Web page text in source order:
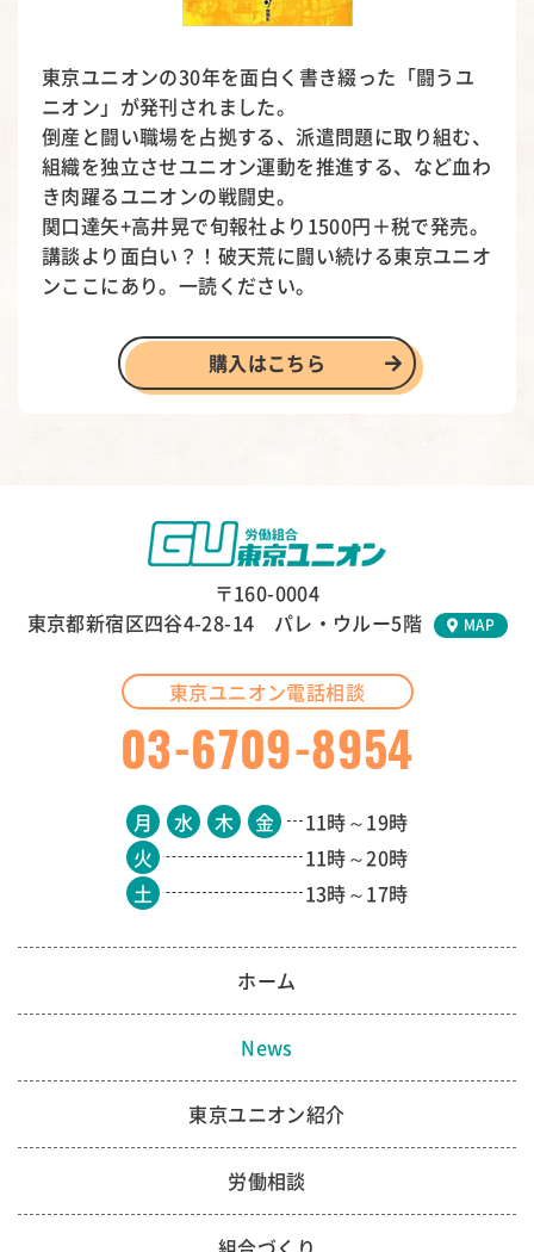
東京ユニオンの30年を面白く書き綴った「闘うユ
ニオン」が発刊されました。
倒産と闘い職場を占拠する、派遣問題に取り組む、
組織を独立させユニオン運動を推進する、など血わ
き肉躍るユニオンの戦闘史。
関口達矢+高井晃で旬報社より1500円＋税で発売。
講談より面白い？！破天荒に闘い続ける東京ユニオ
ンここにあり。一読ください。
購入はこちら
〒160-0004
東京都新宿区四谷4-28-14 パレ・ウルー5階
MAP
東京ユニオン電話相談
03-6709-8954
月 水 木 金
11時～19時
火
11時～20時
土
13時～17時
ホーム
News
東京ユニオン紹介
労働相談